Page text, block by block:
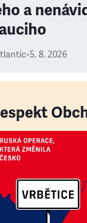
a
•5. 8. 2026